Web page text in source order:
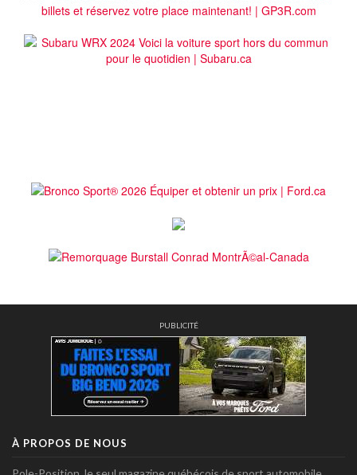
PUBLICITÉ
À PROPOS DE NOUS